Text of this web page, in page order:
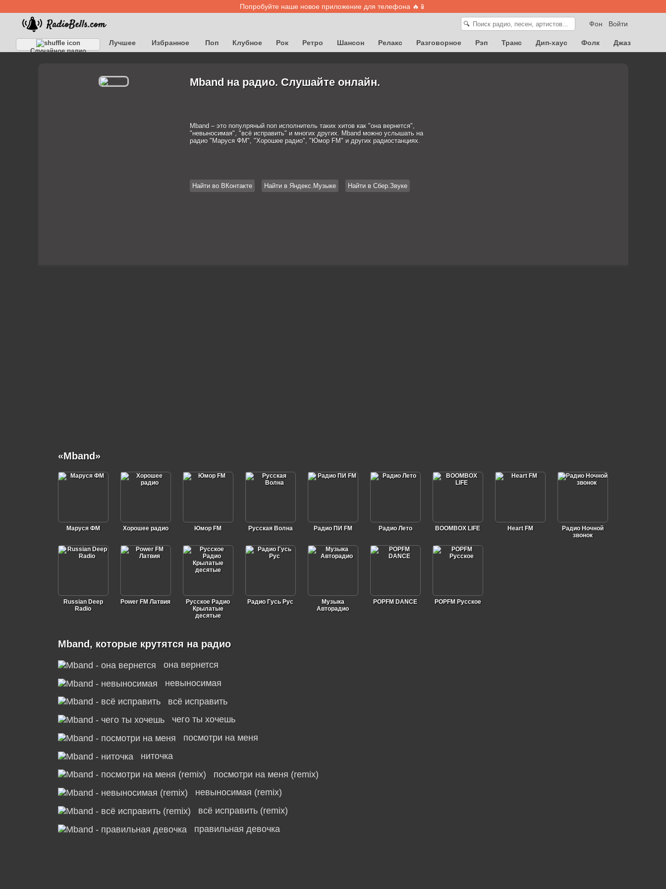
Попробуйте наше новое приложение для телефона 🔥📱
Войти
Фон
🔍
Случайное радио
Лучшее Избранное Поп Клубное Рок Ретро Шансон Релакс Разговорное Рэп Транс Дип-хаус Фолк
Джаз
Mband на радио. Слушайте онлайн.
Mband – это популряный поп исполнитель таких хитов как "она вернется",
"невыносимая", "всё исправить" и многих других. Mband можно услышать на
радио "Маруся ФМ", "Хорошее радио", "Юмор FM" и других радиостанциях.
Найти во ВКонтакте Найти в Яндекс.Музыке Найти в Сбер.Звуке
«Mband»
Маруся ФМ Хорошее радио Юмор FM Русская Волна Радио ПИ FM Радио Лето BOOMBOX LIFE Heart FM
Радио Ночной
звонок
Russian Deep
Radio
Power FM Латвия
Русское Радио
Крылатые
десятые
Радио Гусь Рус
Музыка
Авторадио
POPFM DANCE POPFM Русское
Mband, которые крутятся на радио
она вернется
невыносимая
всё исправить
чего ты хочешь
посмотри на меня
ниточка
посмотри на меня (remix)
невыносимая (remix)
всё исправить (remix)
правильная девочка